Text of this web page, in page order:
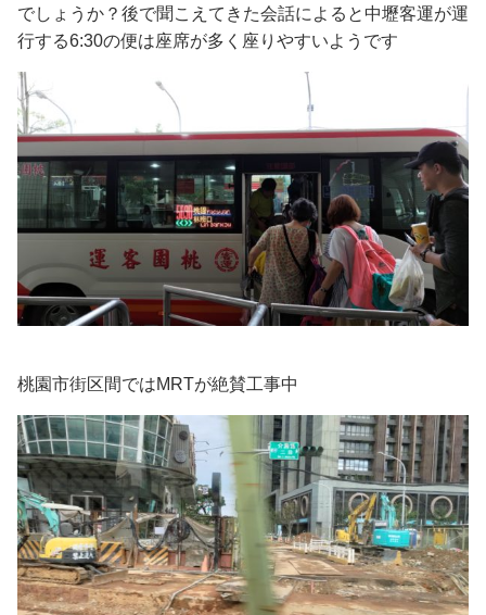
でしょうか？後で聞こえてきた会話によると中壢客運が運
行する6:30の便は座席が多く座りやすいようです
桃園市街区間ではMRTが絶賛工事中